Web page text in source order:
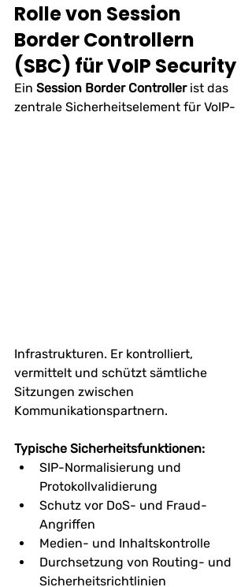
Rolle von Session
Border Controllern
(SBC) für VoIP Security
Ein Session Border Controller ist das
zentrale Sicherheitselement für VoIP-
Infrastrukturen. Er kontrolliert,
vermittelt und schützt sämtliche
Sitzungen zwischen
Kommunikationspartnern.
Typische Sicherheitsfunktionen:
SIP-Normalisierung und
Protokollvalidierung
Schutz vor DoS- und Fraud-
Angriffen
Medien- und Inhaltskontrolle
Durchsetzung von Routing- und
Sicherheitsrichtlinien